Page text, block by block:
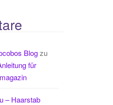
Blogzu
für
– Haarstab